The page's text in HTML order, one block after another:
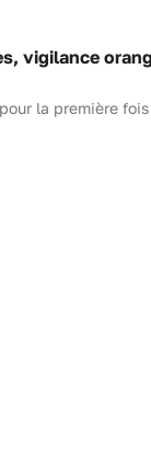
vigilance
la première